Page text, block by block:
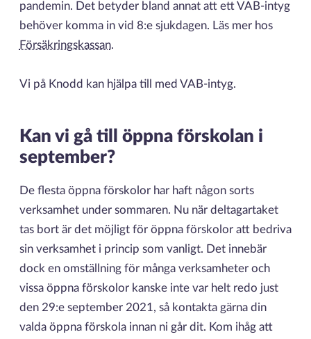
pandemin. Det betyder bland annat att ett VAB-intyg
behöver komma in vid 8:e sjukdagen. Läs mer hos
Försäkringskassan.
Vi på Knodd kan hjälpa till med VAB-intyg.
Kan vi gå till öppna förskolan i
september?
De flesta öppna förskolor har haft någon sorts
verksamhet under sommaren. Nu när deltagartaket
tas bort är det möjligt för öppna förskolor att bedriva
sin verksamhet i princip som vanligt. Det innebär
dock en omställning för många verksamheter och
vissa öppna förskolor kanske inte var helt redo just
den 29:e september 2021, så kontakta gärna din
valda öppna förskola innan ni går dit. Kom ihåg att